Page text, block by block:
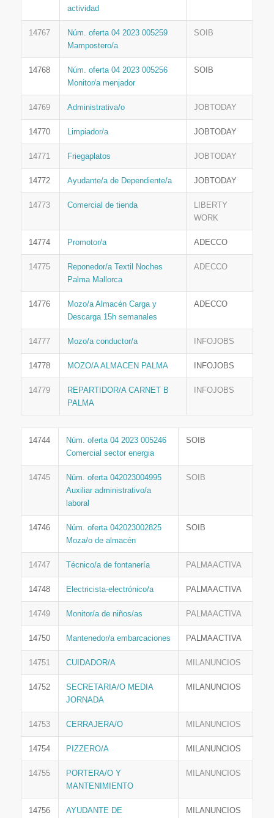
actividad
14767
Núm. oferta 04 2023 005259
Mampostero/a
SOIB
14768
Núm. oferta 04 2023 005256
Monitor/a menjador
SOIB
14769 Administrativa/o JOBTODAY
14770 Limpiador/a JOBTODAY
14771 Friegaplatos JOBTODAY
14772 Ayudante/a de Dependiente/a JOBTODAY
14773 Comercial de tienda
LIBERTY
WORK
14774 Promotor/a ADECCO
14775
Reponedor/a Textil Noches
Palma Mallorca
ADECCO
14776
Mozo/a Almacén Carga y
Descarga 15h semanales
ADECCO
14777 Mozo/a conductor/a INFOJOBS
14778 MOZO/A ALMACEN PALMA INFOJOBS
14779
REPARTIDOR/A CARNET B
PALMA
INFOJOBS
14744
Núm. oferta 04 2023 005246
Comercial sector energia
SOIB
14745
Núm. oferta 042023004995
Auxiliar administrativo/a
laboral
SOIB
14746
Núm. oferta 042023002825
Moza/o de almacén
SOIB
14747 Técnico/a de fontanería PALMAACTIVA
14748 Electricista-electrónico/a PALMAACTIVA
14749 Monitor/a de niños/as PALMAACTIVA
14750 Mantenedor/a embarcaciones PALMAACTIVA
14751 CUIDADOR/A MILANUNCIOS
14752
SECRETARIA/O MEDIA
JORNADA
MILANUNCIOS
14753 CERRAJERA/O MILANUNCIOS
14754 PIZZERO/A MILANUNCIOS
14755
PORTERA/O Y
MANTENIMIENTO
MILANUNCIOS
14756
AYUDANTE DE
MILANUNCIOS